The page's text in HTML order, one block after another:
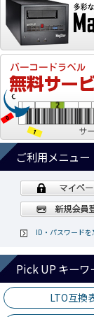
ご利用メニュー
ID・パスワードを
Pick UP キーワ
LTO互換